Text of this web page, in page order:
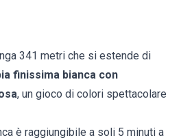
341 metri che si estende di
finissima bianca con
, un gioco di colori spettacolare
è raggiungibile a soli 5 minuti a